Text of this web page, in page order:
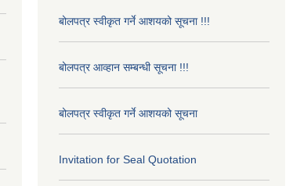
बोलपत्र स्वीकृत गर्ने आशयको सूचना !!!
बोलपत्र आव्हान सम्बन्धी सूचना !!!
बोलपत्र स्वीकृत गर्ने आशयको सूचना
Invitation for Seal Quotation